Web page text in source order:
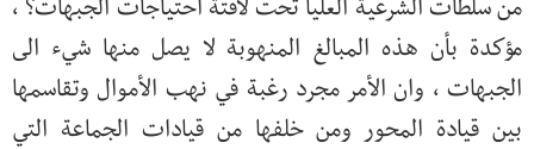
من سلطات الشرعية العليا تحت لافتة احتياجات الجبهات؟ ،
مؤكدة بأن هذه المبالغ المنهوبة لا يصل منها شيء الى
الجبهات ، وان الأمر مجرد رغبة في نهب الأموال وتقاسمها
بين قيادة المحور ومن خلفها من قيادات الجماعة التي